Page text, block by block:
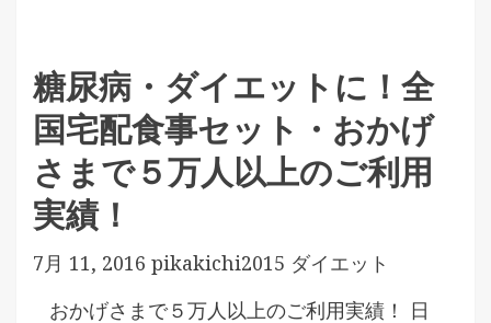
糖尿病・ダイエットに！全
国宅配食事セット・おかげ
さまで５万人以上のご利用
実績！
7月 11, 2016 pikakichi2015 ダイエット
おかげさまで５万人以上のご利用実績！ 日